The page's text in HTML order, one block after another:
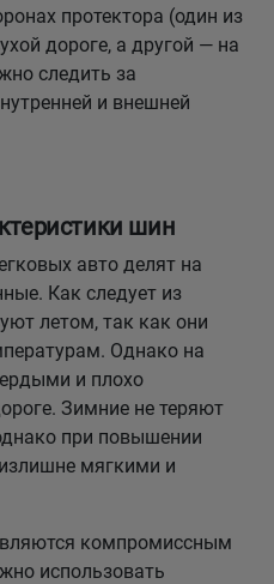
протектора (один из
дороге, а другой — на
следить за
и внешней
шин
авто делят на
Как следует из
летом, так как они
Однако на
и плохо
Зимние не теряют
при повышении
мягкими и
компромиссным
использовать